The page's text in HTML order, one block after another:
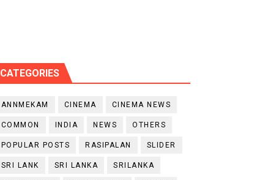
CATEGORIES
ANNMEKAM CINEMA CINEMA NEWS
COMMON INDIA NEWS OTHERS
POPULAR POSTS RASIPALAN SLIDER
SRI LANK SRI LANKA SRILANKA